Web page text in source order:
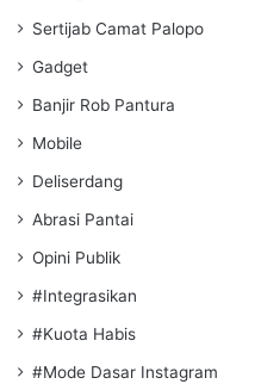
Sertijab Camat Palopo
Gadget
Banjir Rob Pantura
Mobile
Deliserdang
Abrasi Pantai
Opini Publik
#Integrasikan
#Kuota Habis
#Mode Dasar Instagram